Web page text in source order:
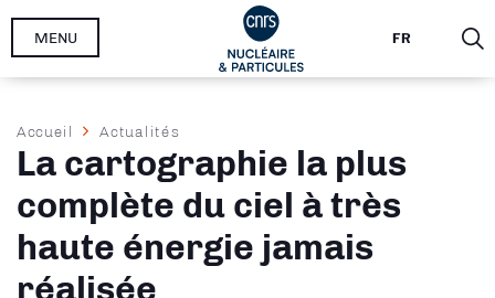
Aller
FR
MENU
Fil
d'Ariane
Accueil Actualités
La cartographie la plus
complète du ciel à très
haute énergie jamais
réalisée